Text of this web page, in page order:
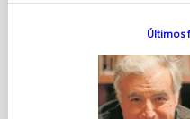
Últimos